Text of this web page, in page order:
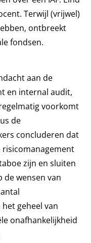
Terwijl (vrijwel)
ontbreekt
fondsen.
aan de
en internal audit,
voorkomt
de
concluderen dat
zijn en sluiten
de wensen van
geheel van
onafhankelijkheid